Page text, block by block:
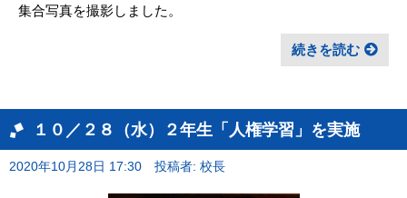
集合写真を撮影しました。
続きを読む
１０／２８（水）２年生「人権学習」を実施
2020年10月28日 17:30 投稿者: 校長